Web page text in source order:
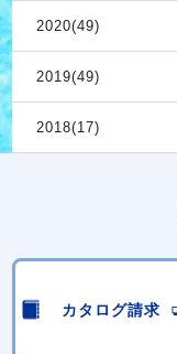
2020(49)
2019(49)
2018(17)
カタログ請求